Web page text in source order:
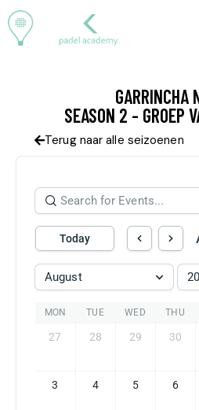
GARRINCHA
SEASON 2 - GROEP
Terug naar alle seizoenen
Today
August
MON TUE WED THU
27 28 29 30
3 4 5 6